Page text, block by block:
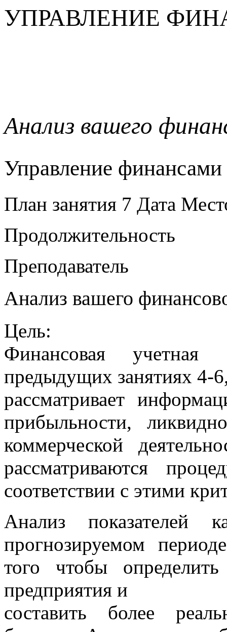
УПРАВЛЕНИЕ
Анализ вашего
Управление
План занятия 7 Дата
Продолжительность
Преподаватель
Анализ вашего
Цель:
Финансовая учетная
предыдущих занятиях 4-
рассматривает
прибыльности,
коммерческой
рассматриваются
соответствии с этими
Анализ
прогнозируемом
того чтобы
предприятия и
составить более